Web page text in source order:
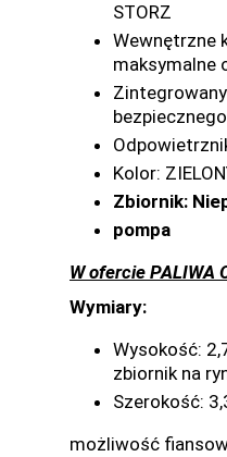
STORZ
Wewnętrzne
maksymalne
Kolor:
Zbiornik:
pompa
W ofercie PALIWA
Wymiary:
Wysokość:
zbiornik na
Szerokość:
możliwość